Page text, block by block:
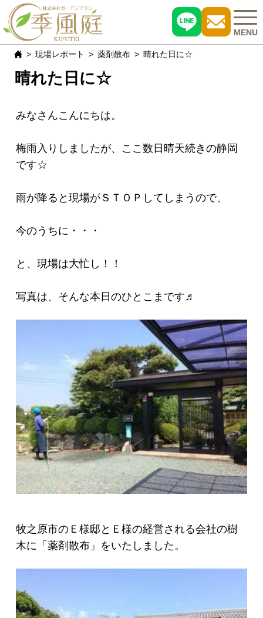
MENU
施工事例
現場レポート
よくある質問
会社概要
現場レポート 薬剤散布 晴れた日に☆
晴れた日に☆
みなさんこんにちは。
梅雨入りしましたが、ここ数日晴天続きの静岡
です☆
雨が降ると現場がＳＴＯＰしてしまうので、
今のうちに・・・
と、現場は大忙し！！
写真は、そんな本日のひとこまです♬
牧之原市のＥ様邸とＥ様の経営される会社の樹
木に「薬剤散布」をいたしました。